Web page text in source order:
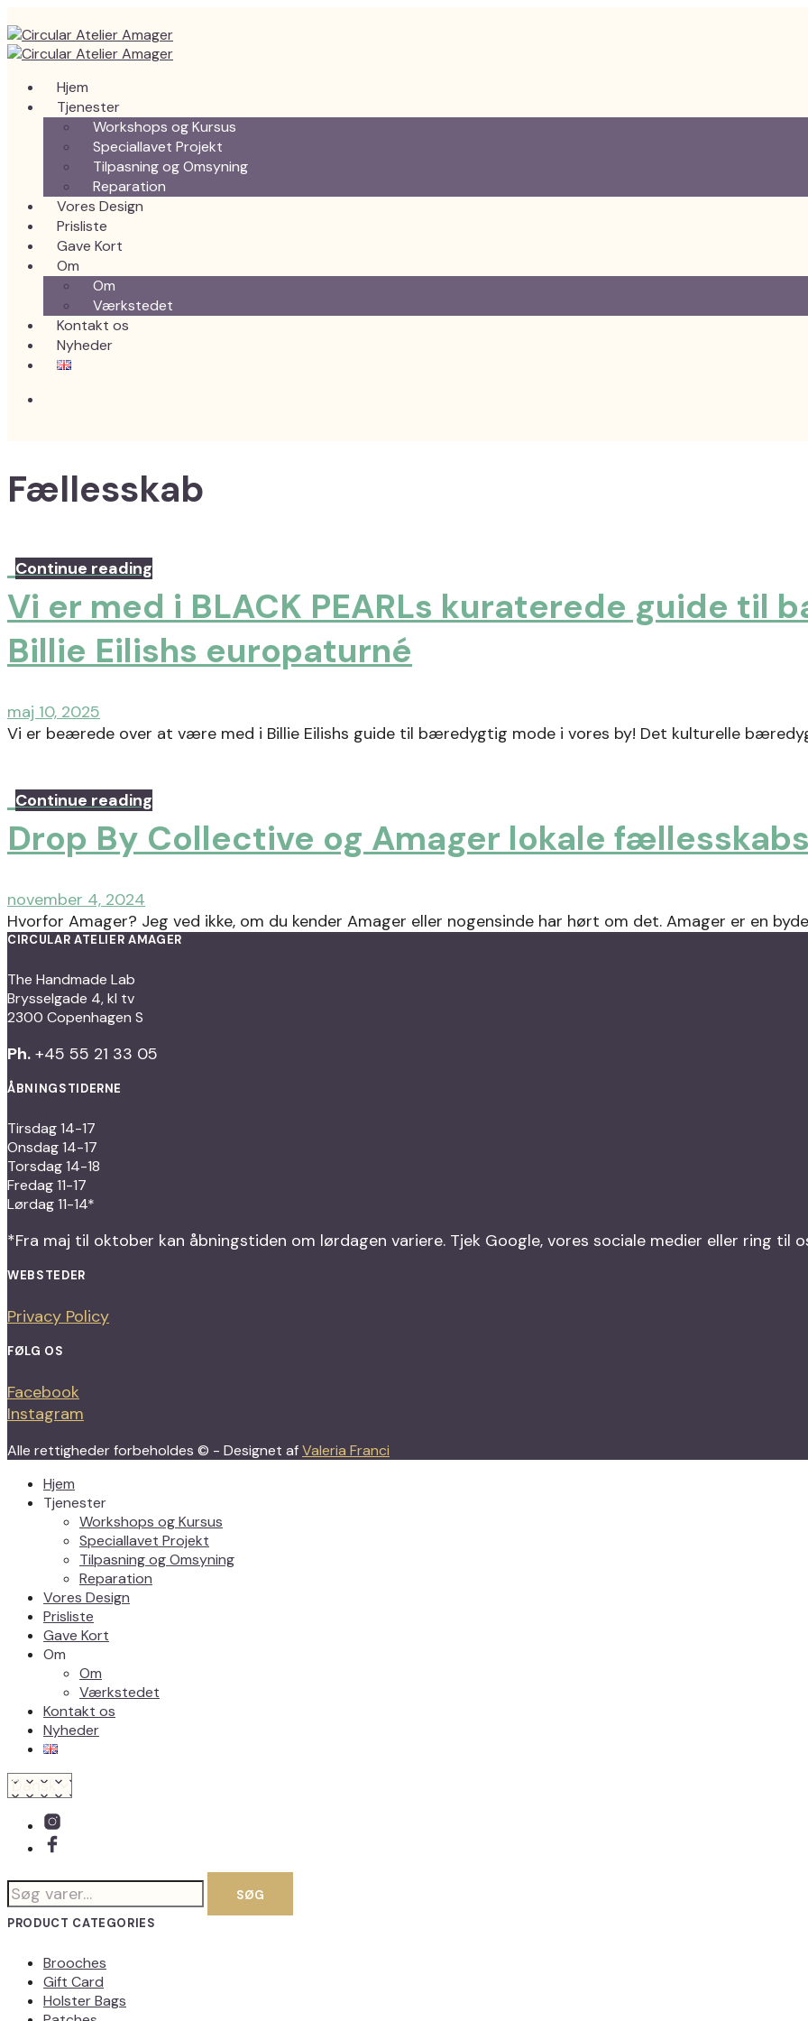
Hjem
Tjenester
Workshops og Kursus
Speciallavet Projekt
Tilpasning og Omsyning
Reparation
Vores Design
Prisliste
Gave Kort
Om
Om
Værkstedet
Kontakt os
Nyheder
Fællesskab
Continue reading
Vi er med i BLACK PEARLs kuraterede guide til
Billie Eilishs europaturné
maj 10, 2025
Vi er beærede over at være med i Billie Eilishs guide til bæredygtig mode i vores by! Det kulturelle
Continue reading
Drop By Collective og Amager lokale
november 4, 2024
Hvorfor Amager? Jeg ved ikke, om du kender Amager eller nogensinde har hørt om det. Amager er en
CIRCULAR ATELIER AMAGER
The Handmade Lab
Brysselgade 4, kl tv
2300 Copenhagen S
Ph. +45 55 21 33 05
ÅBNINGSTIDERNE
Tirsdag 14-17
Onsdag 14-17
Torsdag 14-18
Fredag 11-17
Lørdag 11-14*
*Fra maj til oktober kan åbningstiden om lørdagen variere. Tjek Google, vores sociale medier eller ring til
WEBSTEDER
Privacy Policy
FØLG OS
Facebook
Instagram
Alle rettigheder forbeholdes © - Designet afValeria Franci
Hjem
Tjenester
Workshops og Kursus
Speciallavet Projekt
Tilpasning og Omsyning
Reparation
Vores Design
Prisliste
Gave Kort
Om
Om
Værkstedet
Kontakt os
Nyheder
Søg
efter:
SØG
PRODUCT CATEGORIES
Brooches
Gift Card
Holster Bags